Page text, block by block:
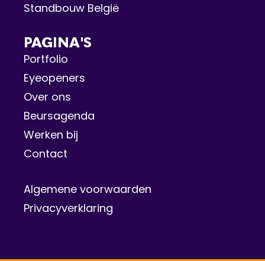
Standbouw België
PAGINA'S
Portfolio
Eyeopeners
Over ons
Beursagenda
Werken bij
Contact
Algemene voorwaarden
Privacyverklaring